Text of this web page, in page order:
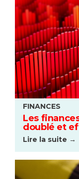
FINANCES
Les
doublé et
Lire la suite →